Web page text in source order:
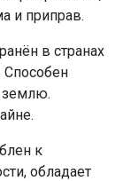
и приправ.
в странах
землю.
к
обладает